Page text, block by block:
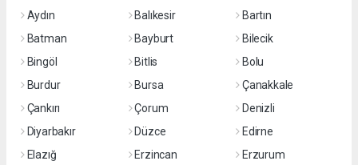
Aydın
Balıkesir
Bartın
Batman
Bayburt
Bilecik
Bingöl
Bitlis
Bolu
Burdur
Bursa
Çanakkale
Çankırı
Çorum
Denizli
Diyarbakır
Düzce
Edirne
Elazığ
Erzincan
Erzurum